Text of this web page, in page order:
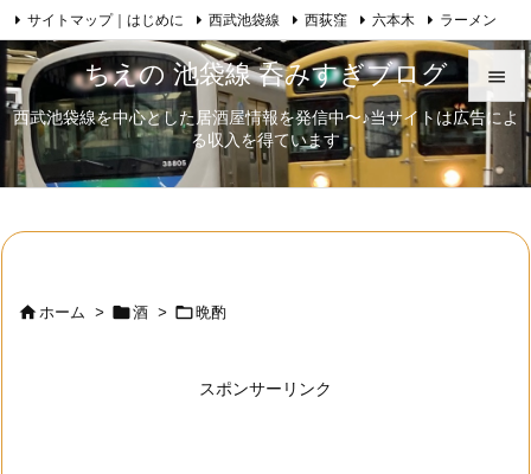
ちえの 池袋線 呑みすぎブログ
西武池袋線を中心とした居酒屋情報を発信中〜♪当サイトは広告によ
る収入を得ています


メニュ

サイトマップ｜はじめに 西武池袋線 西荻窪 六本木 ラーメン
日本酒 歌舞伎 自己紹介 RSS Feedly
ホーム > 酒 > 晩酌
スポンサーリンク